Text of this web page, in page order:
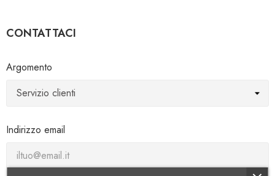
CONTATTACI
Argomento
Indirizzo email